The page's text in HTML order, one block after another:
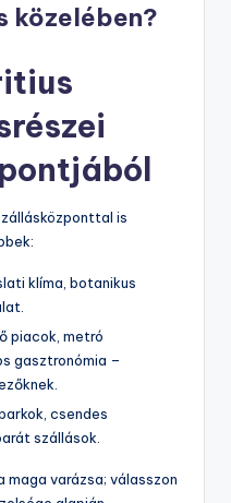
közelében?
is
klíma, botanikus
piacok, metró
gasztronómia –
csendes
szállások.
maga varázsa; válasszon